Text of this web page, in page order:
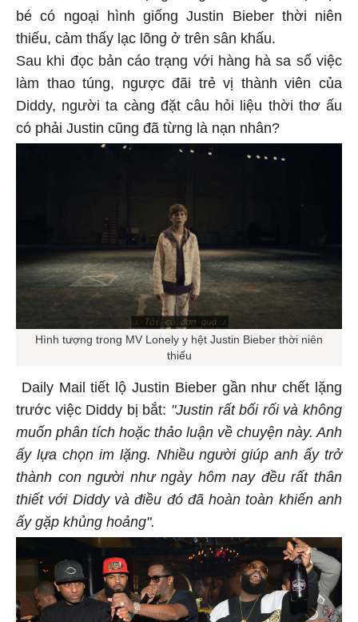
bé có ngoại hình giống Justin Bieber thời niên
thiếu, cảm thấy lạc lõng ở trên sân khấu.
Sau khi đọc bản cáo trạng với hàng hà sa số việc
làm thao túng, ngược đãi trẻ vị thành viên của
Diddy, người ta càng đặt câu hỏi liệu thời thơ ấu
có phải Justin cũng đã từng là nạn nhân?
Hình tượng trong MV Lonely y hệt Justin Bieber thời niên
thiếu
Daily Mail tiết lộ Justin Bieber gần như chết lặng
trước việc Diddy bị bắt: "Justin rất bối rối và không
muốn phân tích hoặc thảo luận về chuyện này. Anh
ấy lựa chọn im lặng. Nhiều người giúp anh ấy trở
thành con người như ngày hôm nay đều rất thân
thiết với Diddy và điều đó đã hoàn toàn khiến anh
ấy gặp khủng hoảng".